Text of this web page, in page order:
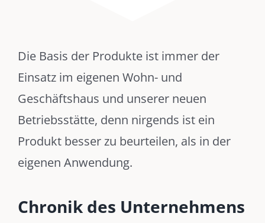
Die Basis der Produkte ist immer der
Einsatz im eigenen Wohn- und
Geschäftshaus und unserer neuen
Betriebsstätte, denn nirgends ist ein
Produkt besser zu beurteilen, als in der
eigenen Anwendung.
Chronik des Unternehmens